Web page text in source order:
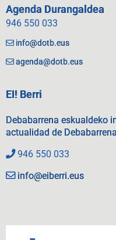
Agenda Durangaldea
946 550 033
info@dotb.eus
agenda@dotb.eus
EI! Berri
Debabarrena eskualdeko
actualidad de Debabarrena
946 550 033
info@eiberri.eus